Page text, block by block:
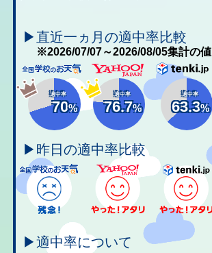
▶直近一ヵ月の適中率比較
※2026/07/07～2026/08/05集計の値
適中率
70%
適中率
76.7%
適中率
63.3%
▶昨日の適中率比較
▶適中率について